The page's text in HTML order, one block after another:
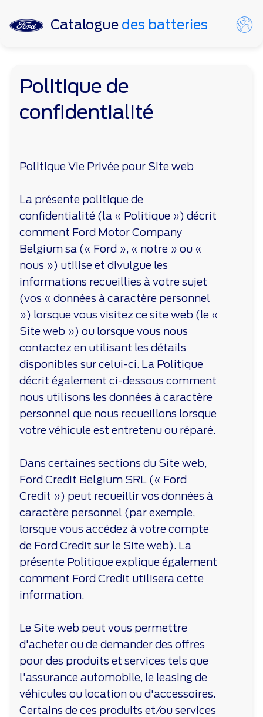
Catalogue des batteries
Politique de
confidentialité
Politique Vie Privée pour Site web
La présente politique de
confidentialité (la « Politique ») décrit
comment Ford Motor Company
Belgium sa (« Ford », « notre » ou «
nous ») utilise et divulgue les
informations recueillies à votre sujet
(vos « données à caractère personnel
») lorsque vous visitez ce site web (le «
Site web ») ou lorsque vous nous
contactez en utilisant les détails
disponibles sur celui-ci. La Politique
décrit également ci-dessous comment
nous utilisons les données à caractère
personnel que nous recueillons lorsque
votre véhicule est entretenu ou réparé.
Dans certaines sections du Site web,
Ford Credit Belgium SRL (« Ford
Credit ») peut recueillir vos données à
caractère personnel (par exemple,
lorsque vous accédez à votre compte
de Ford Credit sur le Site web). La
présente Politique explique également
comment Ford Credit utilisera cette
information.
Le Site web peut vous permettre
d'acheter ou de demander des offres
pour des produits et services tels que
l'assurance automobile, le leasing de
véhicules ou location ou d'accessoires.
Certains de ces produits et/ou services